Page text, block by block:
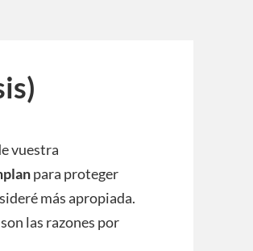
vuestra
para proteger
más apropiada.
las razones por